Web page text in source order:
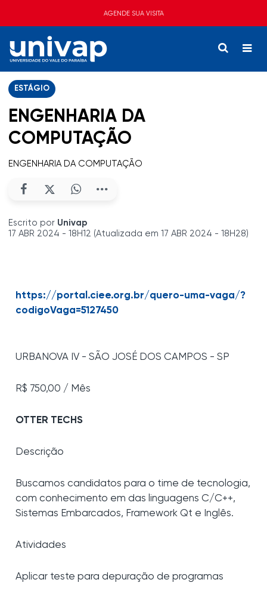
AGENDE SUA VISITA
ESTÁGIO
ENGENHARIA DA
COMPUTAÇÃO
ENGENHARIA DA COMPUTAÇÃO
Escrito por Univap
17 ABR 2024 - 18H12 (Atualizada em 17 ABR 2024 - 18H28)
https://portal.ciee.org.br/quero-uma-vaga/?
codigoVaga=5127450
URBANOVA IV - SÃO JOSÉ DOS CAMPOS - SP
R$ 750,00 / Mês
OTTER TECHS
Descrição
Buscamos candidatos para o time de tecnologia,
com conhecimento em das linguagens C/C++,
Sistemas Embarcados, Framework Qt e Inglês.
Atividades
Aplicar teste para depuração de programas